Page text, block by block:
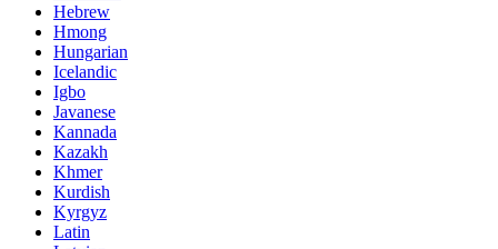
Hebrew
Hmong
Hungarian
Icelandic
Igbo
Javanese
Kannada
Kazakh
Khmer
Kurdish
Kyrgyz
Latin